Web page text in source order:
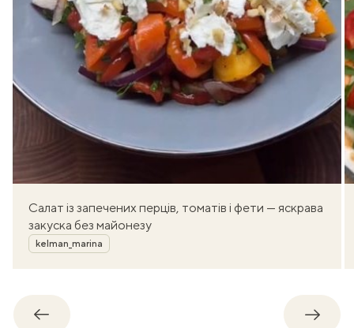
Салат із запечених перців, томатів і фети — яскрава
закуска без майонезу
Автор
kelman_marina
Назад